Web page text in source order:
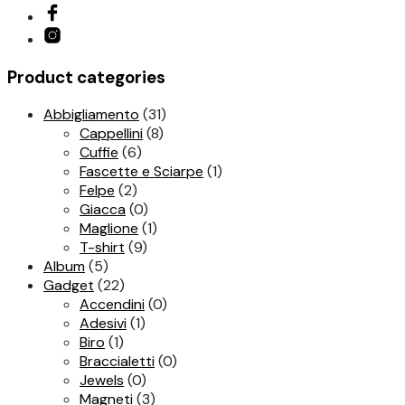
Product categories
Abbigliamento (31)
Cappellini(8)
Cuffie (6)
Fascette e Sciarpe (1)
Felpe (2)
Giacca(0)
Maglione (1)
T-shirt (9)
Album(5)
Gadget (22)
Accendini(0)
Adesivi(1)
Biro (1)
Braccialetti(0)
Jewels (0)
Magneti(3)